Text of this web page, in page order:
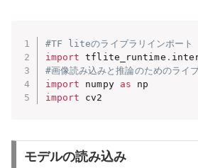
#TF liteのライブラリインポート
import tflite_runtime .
#画像読み込みと推論のためのライ
import numpy as
import cv2
モデルの読み込み